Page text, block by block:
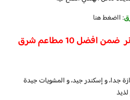
: ااضغط هنا
مطعم طرابزون دونر ضمن افضل 10 مطاعم شرق
جدا، و إسكندر جيد، و المشويات جيدة